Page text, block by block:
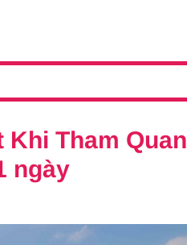
Tham Quan
ngày